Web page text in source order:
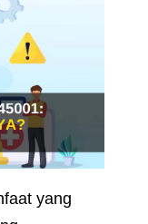
yang